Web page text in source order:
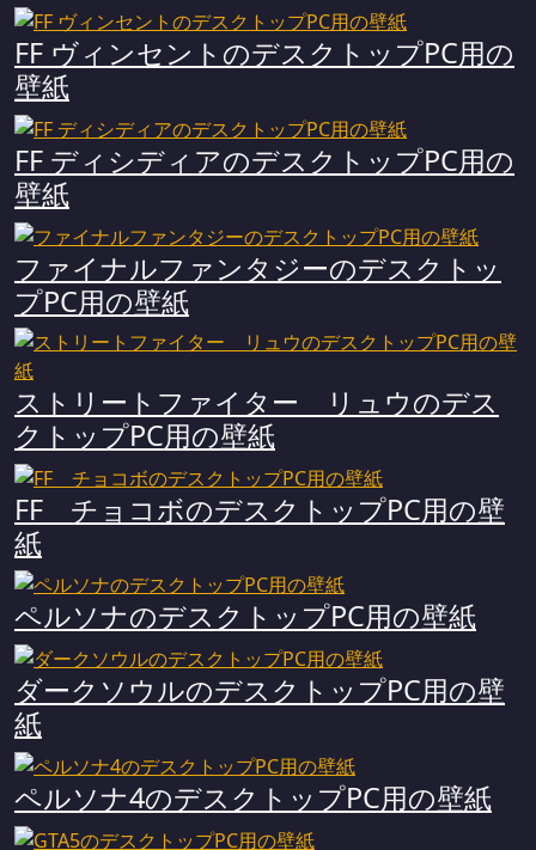
FF ヴィンセントのデスクトップPC用の
壁紙
FF ディシディアのデスクトップPC用の
壁紙
ファイナルファンタジーのデスクトッ
プPC用の壁紙
ストリートファイター リュウのデス
クトップPC用の壁紙
FF チョコボのデスクトップPC用の壁
紙
ペルソナのデスクトップPC用の壁紙
ダークソウルのデスクトップPC用の壁
紙
ペルソナ4のデスクトップPC用の壁紙